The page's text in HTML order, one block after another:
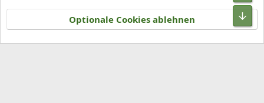
Hilfe und Impressum
R
S
S
Community platform by XenForo® © 2010-2026 XenForo Ltd.
Optionale Cookies ablehnen